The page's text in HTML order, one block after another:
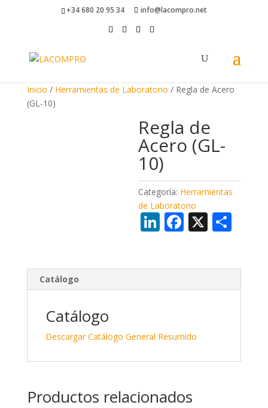
+34 680 20 95 34 info@lacompro.net
Inicio / Herramientas de Laboratorio / Regla de Acero
(GL-10)
Regla de
Acero (GL-
10)
Categoría: Herramientas
de Laboratorio
Li
dI
F
o
k
X
ar
Catálogo
Catálogo
Descargar Catálogo General Resumido
Productos relacionados